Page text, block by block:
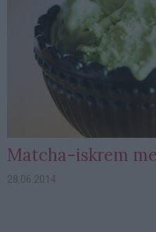
Matcha-iskrem
28.06.2014